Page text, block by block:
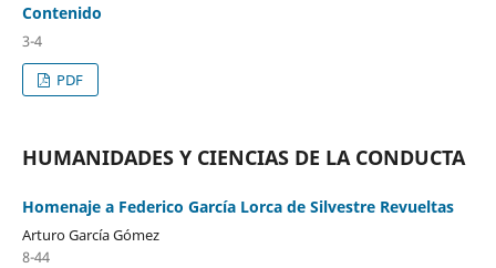
Contenido
3-4
PDF
HUMANIDADES Y CIENCIAS DE LA CONDUCTA
Homenaje a Federico García Lorca de Silvestre Revueltas
Arturo García Gómez
8-44